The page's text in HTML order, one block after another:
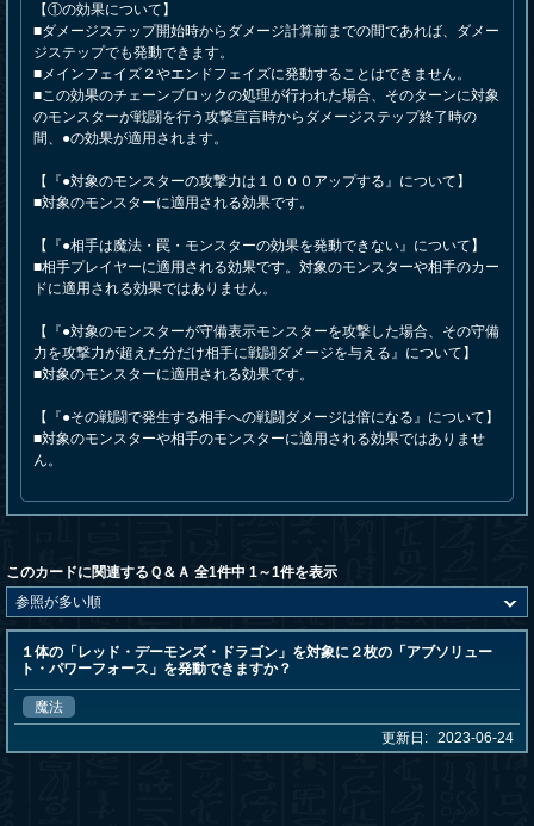
【①の効果について】
■ダメージステップ開始時からダメージ計算前までの間であれば、ダメー
ジステップでも発動できます。
■メインフェイズ２やエンドフェイズに発動することはできません。
■この効果のチェーンブロックの処理が行われた場合、そのターンに対象
のモンスターが戦闘を行う攻撃宣言時からダメージステップ終了時の
間、●の効果が適用されます。
【『●対象のモンスターの攻撃力は１０００アップする』について】
■対象のモンスターに適用される効果です。
【『●相手は魔法・罠・モンスターの効果を発動できない』について】
■相手プレイヤーに適用される効果です。対象のモンスターや相手のカー
ドに適用される効果ではありません。
【『●対象のモンスターが守備表示モンスターを攻撃した場合、その守備
力を攻撃力が超えた分だけ相手に戦闘ダメージを与える』について】
■対象のモンスターに適用される効果です。
【『●その戦闘で発生する相手への戦闘ダメージは倍になる』について】
■対象のモンスターや相手のモンスターに適用される効果ではありませ
ん。
このカードに関連するＱ＆Ａ 全1件中 1～1件を表示
１体の「レッド・デーモンズ・ドラゴン」を対象に２枚の「アブソリュー
ト・パワーフォース」を発動できますか？
魔法
更新日: 2023-06-24